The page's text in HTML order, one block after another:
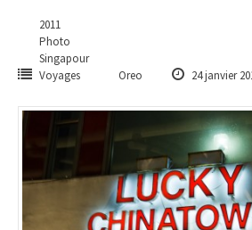
2011
Photo
Singapour
Voyages
Oreo 24 janvier